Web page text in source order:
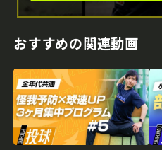
おすすめの関連動画